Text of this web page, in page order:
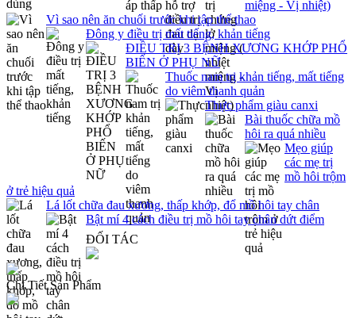
miệng - Vị nhiệt)
Vì sao nên ăn chuối trước khi tập thể thao
Đông y điều trị mất tiếng, khản tiếng
ĐIỀU TRỊ 3 BỆNH XƯƠNG KHỚP PHỔ
BIẾN Ở PHỤ NỮ
Thuốc nam trị khản tiếng, mất tiếng
do viêm thanh quản
Thực phẩm giàu canxi
Bài thuốc chữa mồ
hôi ra quá nhiều
Mẹo giúp
các mẹ trị
mồ hôi trộm
ở trẻ hiệu quả
Lá lốt chữa đau xương, thấp khớp, đổ mồ hôi tay chân
Bật mí 4 cách điều trị mồ hôi tay chân dứt điểm
ĐỐI TÁC
Chi Tiết Sản Phẩm